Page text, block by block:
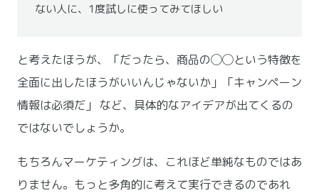
ない人に、1度試しに使ってみてほしい
と考えたほうが、「だったら、商品の◯◯という特徴を
全面に出したほうがいいんじゃないか」「キャンペーン
情報は必須だ」 など、具体的なアイデアが出てくるの
ではないでしょうか。
もちろんマーケティングは、これほど単純なものではあ
りません。もっと多角的に考えて実行できるのであれ